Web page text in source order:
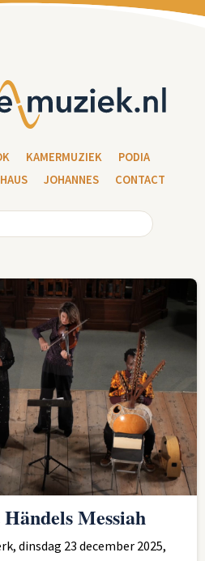
KAMERMUZIEK
PODIA
JOHANNES CONTACT
Messiah
dinsdag 23 december 2025,